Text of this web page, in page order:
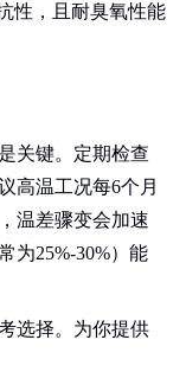
性，且耐臭氧性能
关键。定期检查
高温工况每6个月
温差骤变会加速
为25%-30%）能
选择。为你提供